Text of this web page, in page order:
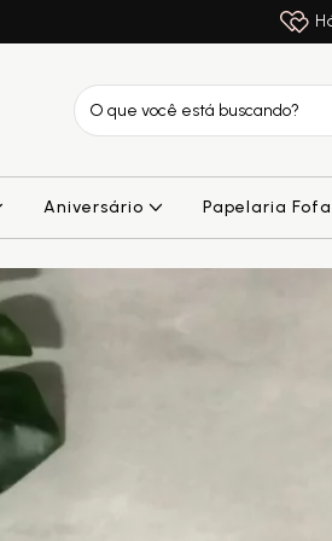
Aniversário Papelaria Fofa